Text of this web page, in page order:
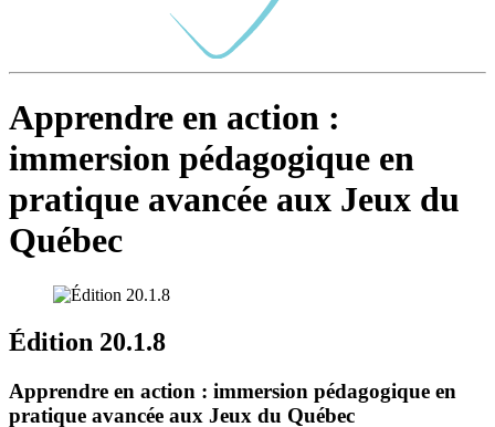
Apprendre en action :
immersion pédagogique en
pratique avancée aux Jeux du
Québec
Édition 20.1.8
Apprendre en action : immersion pédagogique en
pratique avancée aux Jeux du Québec